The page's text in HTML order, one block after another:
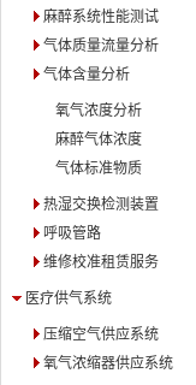
麻醉系统性能测试
气体质量流量分析
气体含量分析
氧气浓度分析
麻醉气体浓度
气体标准物质
热湿交换检测装置
呼吸管路
维修校准租赁服务
医疗供气系统
压缩空气供应系统
氧气浓缩器供应系统